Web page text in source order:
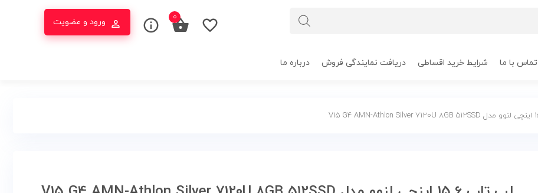
ورود و عضویت 0
تماس با ما شرایط خرید اقساطی دریافت نمایندگی فروش درباره ما